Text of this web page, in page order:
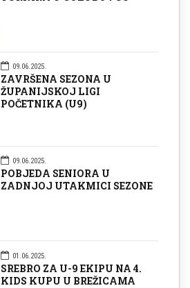
09.06.2025.
ZAVRŠENA SEZONA U
ŽUPANIJSKOJ LIGI
POČETNIKA (U9)
09.06.2025.
POBJEDA SENIORA U
ZADNJOJ UTAKMICI SEZONE
01.06.2025.
SREBRO ZA U-9 EKIPU NA 4.
KIDS KUPU U BREŽICAMA